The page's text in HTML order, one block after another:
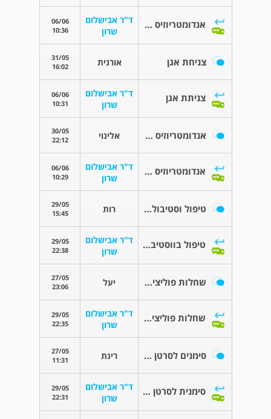
אנדומטריוזיס - היכן מטפלים בזה?
ד"ר אבישלום
שרון
06/06
10:36
צניחת אגן אורנית
31/05
16:02
צניתת אגן
ד"ר אבישלום
שרון
06/06
10:31
אנדומטריוזיס שלא מצליחים לטפל בו :( אלינוי
30/05
22:12
אנדומטריוזיס שלא מצליחים לטפל בו :(
ד"ר אבישלום
שרון
06/06
10:29
טיפול וסטיבוליטיס רות
29/05
15:45
טיפול בווסטיבוליטיס
ד"ר אבישלום
שרון
29/05
22:38
שחלות פוליציסטיות יעל
27/05
23:06
שחלות פוליציסטיות
ד"ר אבישלום
שרון
29/05
22:35
סימנים לסרטן שחלה? רינת
27/05
11:31
סימנית לסרטן שחלה?
ד"ר אבישלום
שרון
29/05
22:31